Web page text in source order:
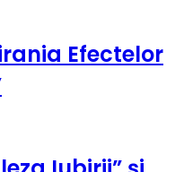
Efectelor